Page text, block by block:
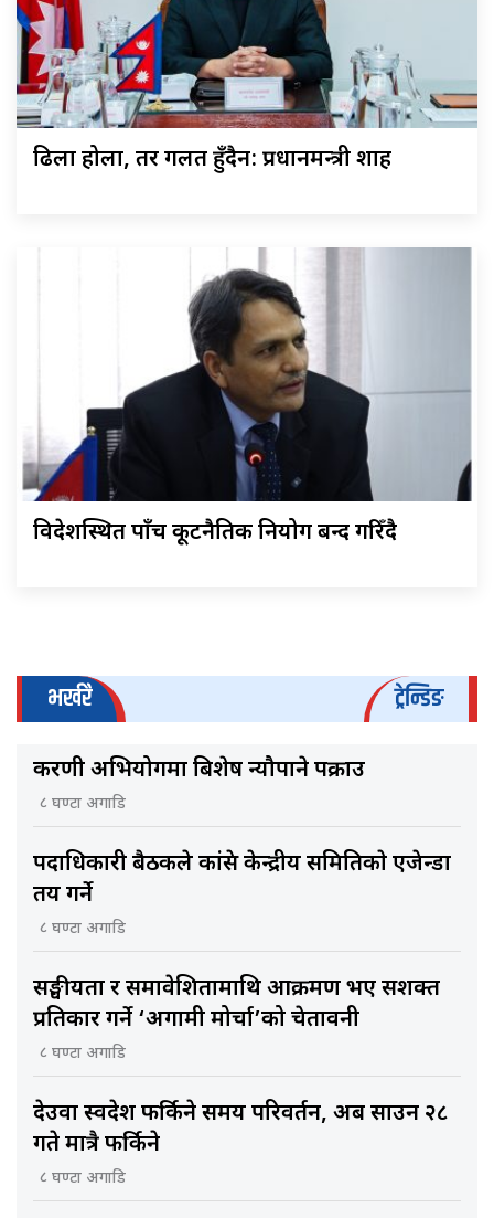
ढिला होला, तर गलत हुँदैन: प्रधानमन्त्री शाह
विदेशस्थित पाँच कूटनैतिक नियोग बन्द गरिँदै
भर्खरै ट्रेन्डिङ
करणी अभियोगमा बिशेष न्यौपाने पक्राउ
८ घण्टा अगाडि
पदाधिकारी बैठकले कांग्रेस केन्द्रीय समितिकाे एजेन्डा
तय गर्ने
८ घण्टा अगाडि
सङ्घीयता र समावेशितामाथि आक्रमण भए सशक्त
प्रतिकार गर्ने ‘अग्रगामी मोर्चा’को चेतावनी
८ घण्टा अगाडि
देउवा स्वदेश फर्किने समय परिवर्तन, अब साउन २८
गते मात्रै फर्किने
८ घण्टा अगाडि